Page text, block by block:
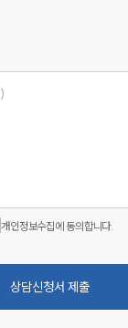
개인정보수집에 동의합니다.
상담신청서 제출